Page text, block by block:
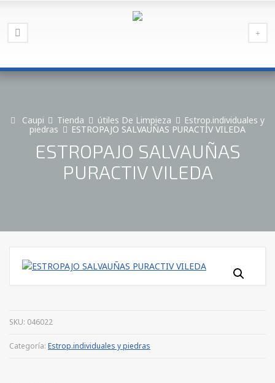
Caupi Tienda útiles De Limpieza Estrop.individuales y
piedras ESTROPAJO SALVAUÑAS PURACTIV VILEDA
ESTROPAJO SALVAUÑAS
PURACTIV VILEDA
SKU: 046022
Categoría: Estrop.individuales y piedras